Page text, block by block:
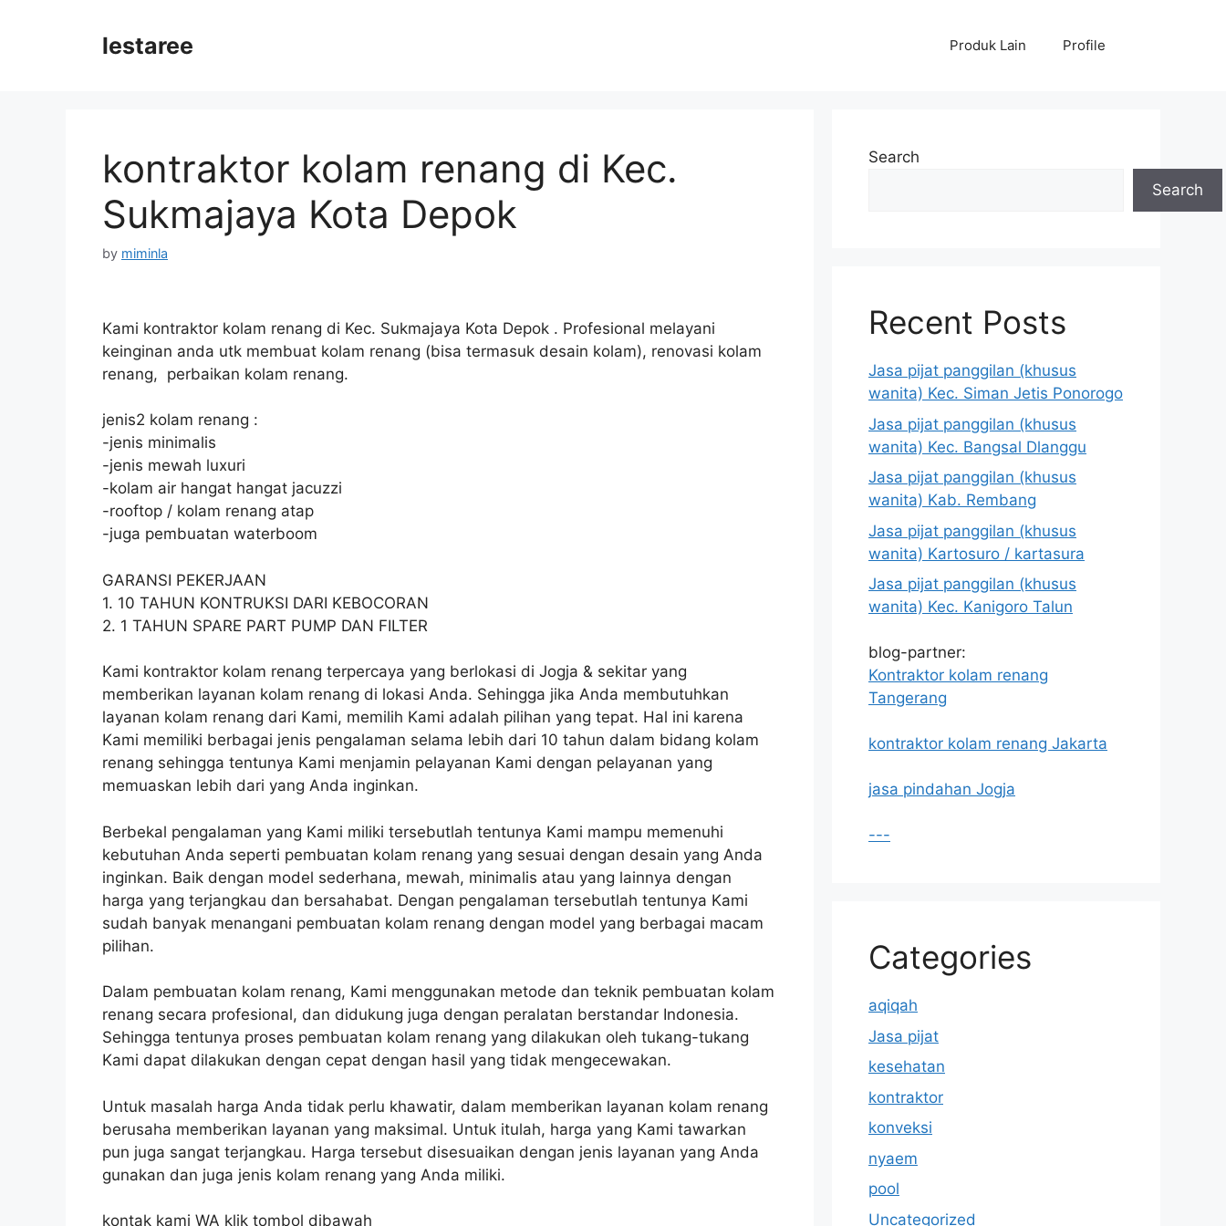
lestaree Produk Lain Profile
kontraktor kolam renang di Kec.
Sukmajaya Kota Depok
by miminla
Kami kontraktor kolam renang di Kec. Sukmajaya Kota Depok . Profesional melayani
keinginan anda utk membuat kolam renang (bisa termasuk desain kolam), renovasi kolam
renang, perbaikan kolam renang.
jenis2 kolam renang :
-jenis minimalis
-jenis mewah luxuri
-kolam air hangat hangat jacuzzi
-rooftop / kolam renang atap
-juga pembuatan waterboom
GARANSI PEKERJAAN
1. 10 TAHUN KONTRUKSI DARI KEBOCORAN
2. 1 TAHUN SPARE PART PUMP DAN FILTER
Kami kontraktor kolam renang terpercaya yang berlokasi di Jogja & sekitar yang
memberikan layanan kolam renang di lokasi Anda. Sehingga jika Anda membutuhkan
layanan kolam renang dari Kami, memilih Kami adalah pilihan yang tepat. Hal ini karena
Kami memiliki berbagai jenis pengalaman selama lebih dari 10 tahun dalam bidang kolam
renang sehingga tentunya Kami menjamin pelayanan Kami dengan pelayanan yang
memuaskan lebih dari yang Anda inginkan.
Berbekal pengalaman yang Kami miliki tersebutlah tentunya Kami mampu memenuhi
kebutuhan Anda seperti pembuatan kolam renang yang sesuai dengan desain yang Anda
inginkan. Baik dengan model sederhana, mewah, minimalis atau yang lainnya dengan
harga yang terjangkau dan bersahabat. Dengan pengalaman tersebutlah tentunya Kami
sudah banyak menangani pembuatan kolam renang dengan model yang berbagai macam
pilihan.
Dalam pembuatan kolam renang, Kami menggunakan metode dan teknik pembuatan kolam
renang secara profesional, dan didukung juga dengan peralatan berstandar Indonesia.
Sehingga tentunya proses pembuatan kolam renang yang dilakukan oleh tukang-tukang
Kami dapat dilakukan dengan cepat dengan hasil yang tidak mengecewakan.
Untuk masalah harga Anda tidak perlu khawatir, dalam memberikan layanan kolam renang
berusaha memberikan layanan yang maksimal. Untuk itulah, harga yang Kami tawarkan
pun juga sangat terjangkau. Harga tersebut disesuaikan dengan jenis layanan yang Anda
gunakan dan juga jenis kolam renang yang Anda miliki.
kontak kami WA klik tombol dibawah
Search
Search
Recent Posts
Jasa pijat panggilan (khusus
wanita) Kec. Siman Jetis Ponorogo
Jasa pijat panggilan (khusus
wanita) Kec. Bangsal Dlanggu
Jasa pijat panggilan (khusus
wanita) Kab. Rembang
Jasa pijat panggilan (khusus
wanita) Kartosuro / kartasura
Jasa pijat panggilan (khusus
wanita) Kec. Kanigoro Talun
blog-partner:
Kontraktor kolam renang
Tangerang
kontraktor kolam renang Jakarta
jasa pindahan Jogja
---
Categories
aqiqah
Jasa pijat
kesehatan
kontraktor
konveksi
nyaem
pool
Uncategorized